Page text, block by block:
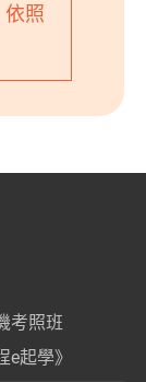
依照
考照班
e起學》